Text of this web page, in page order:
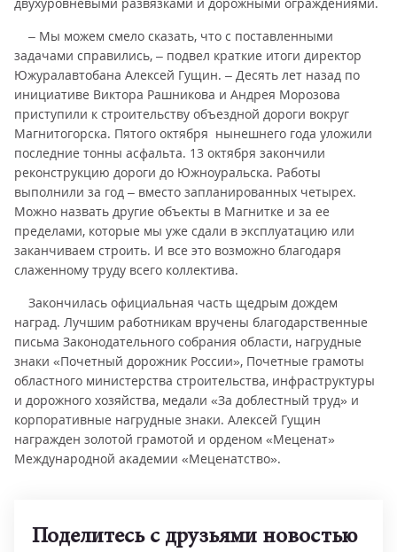
– Мы можем смело сказать, что с поставленными
задачами справились, – подвел краткие итоги директор
Южуралавтобана Алексей Гущин. – Десять лет назад по
инициативе Виктора Рашникова и Андрея Морозова
приступили к строительству объездной дороги вокруг
Магнитогорска. Пятого октября нынешнего года уложили
последние тонны асфальта. 13 октября закончили
реконструкцию дороги до Южноуральска. Работы
выполнили за год – вместо запланированных четырех.
Можно назвать другие объекты в Магнитке и за ее
пределами, которые мы уже сдали в эксплуатацию или
заканчиваем строить. И все это возможно благодаря
слаженному труду всего коллектива.
Закончилась официальная часть щедрым дождем
наград. Лучшим работникам вручены благодарственные
письма Законодательного собрания области, нагрудные
знаки «Почетный дорожник России», Почетные грамоты
областного министерства строительства, инфраструктуры
и дорожного хозяйства, медали «За доблестный труд» и
корпоративные нагрудные знаки. Алексей Гущин
награжден золотой грамотой и орденом «Меценат»
Международной академии «Меценатство».
Поделитесь с друзьями новостью